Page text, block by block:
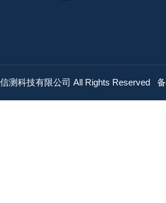
测科技有限公司 All Rights Reserved